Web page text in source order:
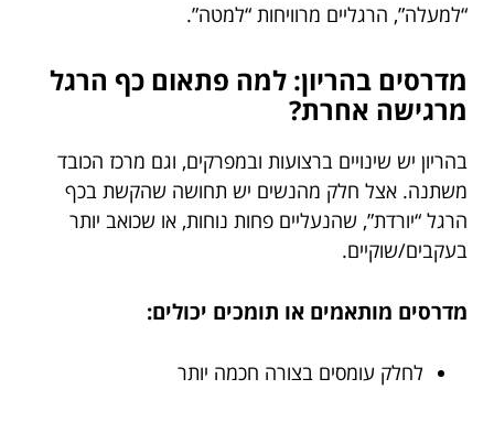
“למעלה”, הרגליים מרוויחות “למטה”.
מדרסים בהריון: למה פתאום כף הרגל
מרגישה אחרת?
בהריון יש שינויים ברצועות ובמפרקים, וגם מרכז הכובד
משתנה. אצל חלק מהנשים יש תחושה שהקשת בכף
הרגל “יורדת”, שהנעליים פחות נוחות, או שכואב יותר
בעקבים/שוקיים.
מדרסים מותאמים או תומכים יכולים:
לחלק עומסים בצורה חכמה יותר